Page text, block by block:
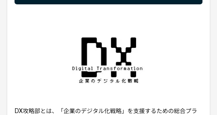
DX攻略部とは、「企業のデジタル化戦略」を支援するための総合プラ